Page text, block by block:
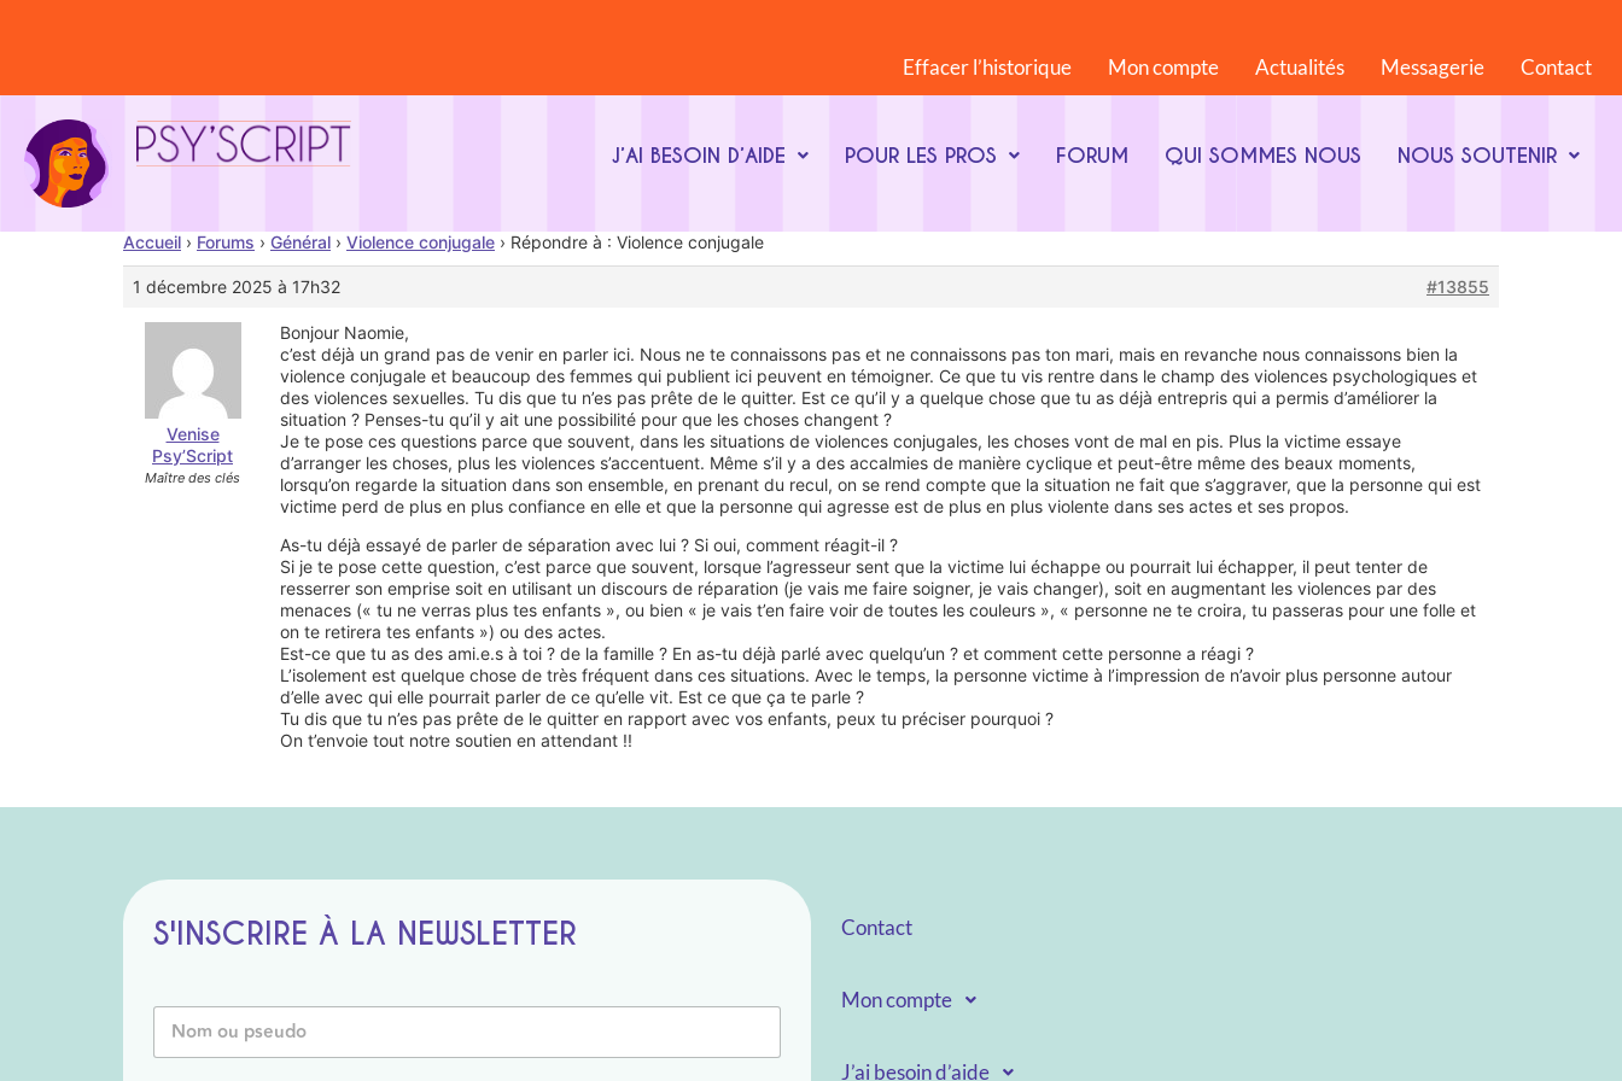
Effacer l’historique Mon compte Actualités Messagerie Contact
J’AI BESOIN D’AIDE POUR LES PROS FORUM QUI SOMMES NOUS NOUS SOUTENIR
Accueil › Forums › Général › Violence conjugale › Répondre à : Violence conjugale
1 décembre 2025 à 17h32 #13855
Venise
Psy’Script
Maître des clés
Bonjour Naomie,
c’est déjà un grand pas de venir en parler ici. Nous ne te connaissons pas et ne connaissons pas ton mari, mais en revanche nous connaissons bien la
violence conjugale et beaucoup des femmes qui publient ici peuvent en témoigner. Ce que tu vis rentre dans le champ des violences psychologiques et
des violences sexuelles. Tu dis que tu n’es pas prête de le quitter. Est ce qu’il y a quelque chose que tu as déjà entrepris qui a permis d’améliorer la
situation ? Penses-tu qu’il y ait une possibilité pour que les choses changent ?
Je te pose ces questions parce que souvent, dans les situations de violences conjugales, les choses vont de mal en pis. Plus la victime essaye
d’arranger les choses, plus les violences s’accentuent. Même s’il y a des accalmies de manière cyclique et peut-être même des beaux moments,
lorsqu’on regarde la situation dans son ensemble, en prenant du recul, on se rend compte que la situation ne fait que s’aggraver, que la personne qui est
victime perd de plus en plus confiance en elle et que la personne qui agresse est de plus en plus violente dans ses actes et ses propos.
As-tu déjà essayé de parler de séparation avec lui ? Si oui, comment réagit-il ?
Si je te pose cette question, c’est parce que souvent, lorsque l’agresseur sent que la victime lui échappe ou pourrait lui échapper, il peut tenter de
resserrer son emprise soit en utilisant un discours de réparation (je vais me faire soigner, je vais changer), soit en augmentant les violences par des
menaces (« tu ne verras plus tes enfants », ou bien « je vais t’en faire voir de toutes les couleurs », « personne ne te croira, tu passeras pour une folle et
on te retirera tes enfants ») ou des actes.
Est-ce que tu as des ami.e.s à toi ? de la famille ? En as-tu déjà parlé avec quelqu’un ? et comment cette personne a réagi ?
L’isolement est quelque chose de très fréquent dans ces situations. Avec le temps, la personne victime à l’impression de n’avoir plus personne autour
d’elle avec qui elle pourrait parler de ce qu’elle vit. Est ce que ça te parle ?
Tu dis que tu n’es pas prête de le quitter en rapport avec vos enfants, peux tu préciser pourquoi ?
On t’envoie tout notre soutien en attendant !!
S'INSCRIRE À LA NEWSLETTER
o
N
m
Contact
Mon compte
J’ai besoin d’aide